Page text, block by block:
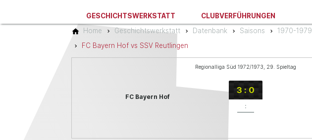
GESCHICHTSWERKSTATT CLUBVERFÜHRUNGEN
Home
Geschichtswerkstatt Datenbank Saisons 1970-1979
FC Bayern Hof vs SSV Reutlingen
Regionalliga Süd 1972/1973, 29. Spieltag
FC Bayern Hof
3 : 0
: